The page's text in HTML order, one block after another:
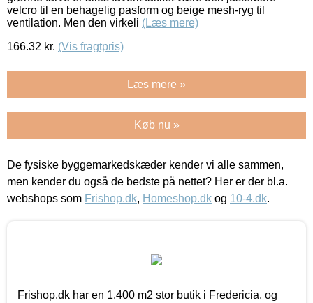
velcro til en behagelig pasform og beige mesh-ryg til
ventilation. Men den virkeli (Læs mere)
166.32 kr. (Vis fragtpris)
Læs mere »
Køb nu »
De fysiske byggemarkedskæder kender vi alle sammen,
men kender du også de bedste på nettet? Her er der bl.a.
webshops som Frishop.dk, Homeshop.dk og 10-4.dk.
Frishop.dk har en 1.400 m2 stor butik i Fredericia, og